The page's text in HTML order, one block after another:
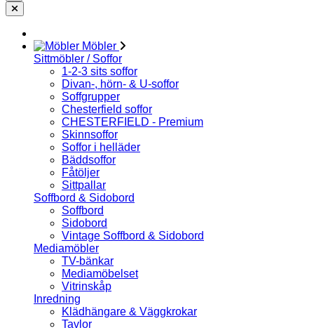
Möbler
Sittmöbler / Soffor
1-2-3 sits soffor
Divan-, hörn- & U-soffor
Soffgrupper
Chesterfield soffor
CHESTERFIELD - Premium
Skinnsoffor
Soffor i helläder
Bäddsoffor
Fåtöljer
Sittpallar
Soffbord & Sidobord
Soffbord
Sidobord
Vintage Soffbord & Sidobord
Mediamöbler
TV-bänkar
Mediamöbelset
Vitrinskåp
Inredning
Klädhängare & Väggkrokar
Tavlor